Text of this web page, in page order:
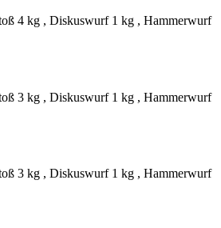
4 kg , Diskuswurf 1 kg , Hammerwurf
3 kg , Diskuswurf 1 kg , Hammerwurf
3 kg , Diskuswurf 1 kg , Hammerwurf